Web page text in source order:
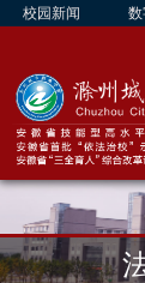
校园新闻